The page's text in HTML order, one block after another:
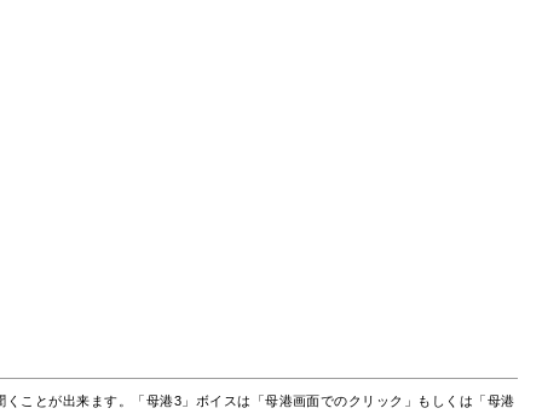
ことが出来ます。「母港3」ボイスは「母港画面でのクリック」もしくは「母港